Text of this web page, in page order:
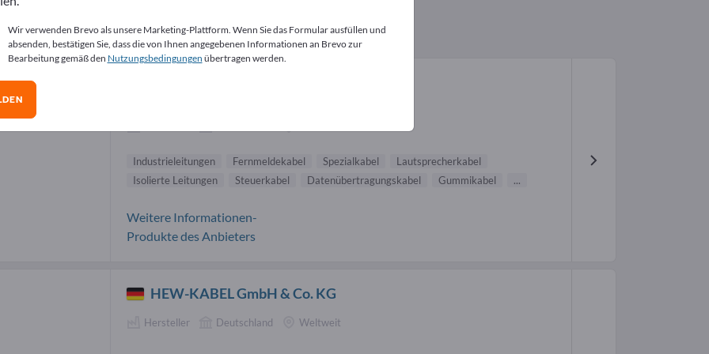
Lieferanten (3)
Industrieleitungen Fernmeldekabel Spezialkabel
Lautsprecherkabel
Isolierte Leitungen
Steuerkabel Datenübertragungskabel Gummikabel ...
Weitere Informationen-
Produkte des Anbieters
HEW-KABEL GmbH & Co. KG
Hersteller Deutschland Weltweit
Wir verwenden Brevo als unsere Marketing-Plattform. Wenn Sie das Formular ausfüllen und
absenden, bestätigen Sie, dass die von Ihnen angegebenen Informationen an Brevo zur
Bearbeitung gemäß den Nutzungsbedingungen übertragen werden.